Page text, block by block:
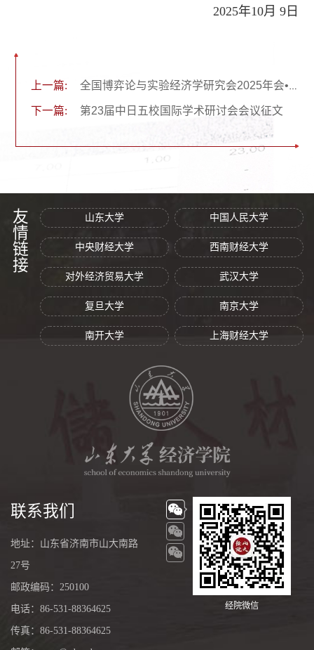
2025年10月 9日
上一篇: 全国博弈论与实验经济学研究会2025年会•暨第七届类脑经济学研讨会会议通知
下一篇: 第23届中日五校国际学术研讨会会议征文
友情链接 山东大学 中国人民大学
中央财经大学 西南财经大学
对外经济贸易大学 武汉大学
复旦大学 南京大学
南开大学 上海财经大学
联系我们
地址：山东省济南市山大南路
27号
邮政编码：250100
电话：86-531-88364625
传真：86-531-88364625
经院微信